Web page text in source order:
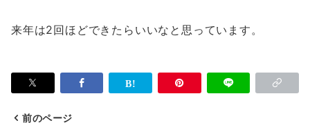
来年は2回ほどできたらいいなと思っています。
前のページ